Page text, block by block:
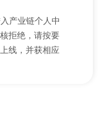
产业链个人中
拒绝，请按要
线，并获相应